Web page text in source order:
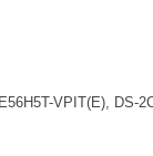
VPIT(E), DS-